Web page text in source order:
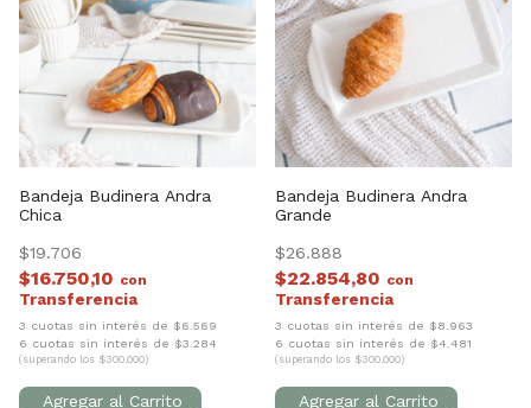
Bandeja Budinera Andra
Chica
$19.706
$16.750,10 con
3 cuotas sin interés de $6.569
6 cuotas sin interés de $3.284
(superando los $300.000)
Bandeja Budinera Andra
Grande
$26.888
$22.854,80 con
3 cuotas sin interés de $8.963
6 cuotas sin interés de $4.481
(superando los $300.000)